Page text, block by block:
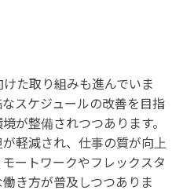
た取り組みも進んでいま
スケジュールの改善を目指
が整備されつつあります。
軽減され、仕事の質が向上
ートワークやフレックスタ
き方が普及しつつありま